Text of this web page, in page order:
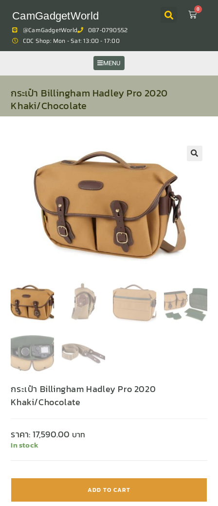
CamGadgetWorld
0
@CamGadgetWorld
087-0790552
CDC Shop: Mon - Sat: 13:00 - 17:00
MENU
กระเป๋า Billingham Hadley Pro 2020
Khaki/Chocolate
กระเป๋า Billingham Hadley Pro 2020
Khaki/Chocolate
ราคา:17,590.00
In stock
ADD TO CART